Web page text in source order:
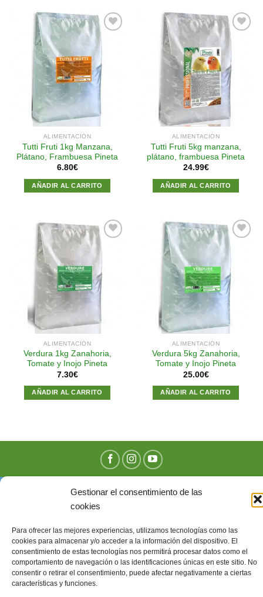
Gestionar el consentimiento de las
cookies
Para ofrecer las mejores experiencias, utilizamos tecnologías como las
cookies para almacenar y/o acceder a la información del dispositivo. El
consentimiento de estas tecnologías nos permitirá procesar datos como el
comportamiento de navegación o las identificaciones únicas en este sitio. No
consentir o retirar el consentimiento, puede afectar negativamente a ciertas
características y funciones.
lista de
deseos
ALIMENTACIÓN
Tutti Fruti 1kg Manzana,
Plátano, Frambuesa Pineta
6.80€
AÑADIR AL CARRITO
Añadir
a la
lista de
deseos
ALIMENTACIÓN
Tutti Fruti 5kg manzana,
plátano, frambuesa Pineta
24.99€
AÑADIR AL CARRITO
Añadir
lista de
deseos
ALIMENTACIÓN
Verdura 1kg Zanahoria,
Tomate y Inojo Pineta
7.30€
AÑADIR AL CARRITO
Añadir
a la
lista de
deseos
ALIMENTACIÓN
Verdura 5kg Zanahoria,
Tomate y Inojo Pineta
25.00€
AÑADIR AL CARRITO